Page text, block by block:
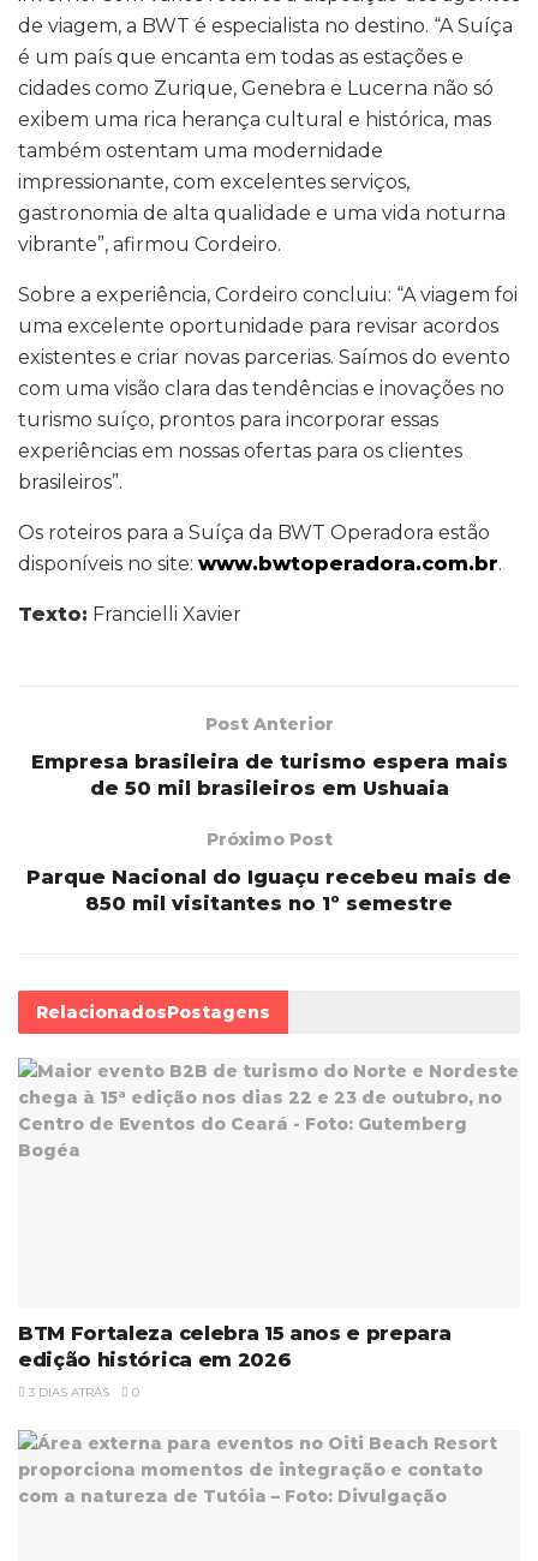
de viagem, a BWT é especialista no destino. “A Suíça
é um país que encanta em todas as estações e
cidades como Zurique, Genebra e Lucerna não só
exibem uma rica herança cultural e histórica, mas
também ostentam uma modernidade
impressionante, com excelentes serviços,
gastronomia de alta qualidade e uma vida noturna
vibrante”, afirmou Cordeiro.
Sobre a experiência, Cordeiro concluiu: “A viagem foi
uma excelente oportunidade para revisar acordos
existentes e criar novas parcerias. Saímos do evento
com uma visão clara das tendências e inovações no
turismo suíço, prontos para incorporar essas
experiências em nossas ofertas para os clientes
brasileiros”.
Os roteiros para a Suíça da BWT Operadora estão
disponíveis no site: www.bwtoperadora.com.br.
Texto: Francielli Xavier
Post Anterior
Empresa brasileira de turismo espera mais
de 50 mil brasileiros em Ushuaia
Próximo Post
Parque Nacional do Iguaçu recebeu mais de
850 mil visitantes no 1º semestre
RelacionadosPostagens
BTM Fortaleza celebra 15 anos e prepara
edição histórica em 2026
3 DIAS ATRÁS 0